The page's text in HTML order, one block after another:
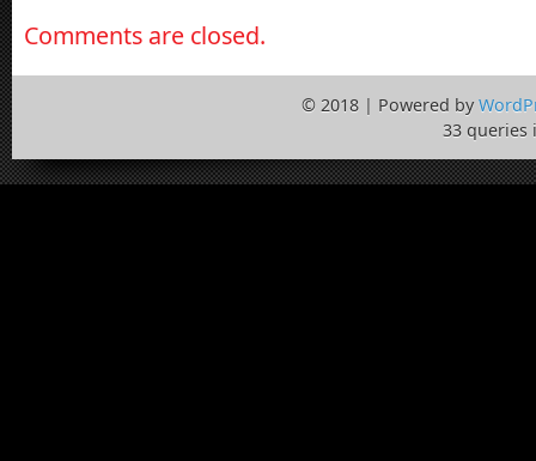
Comments are closed.
© 2018 | Powered by
33 queries